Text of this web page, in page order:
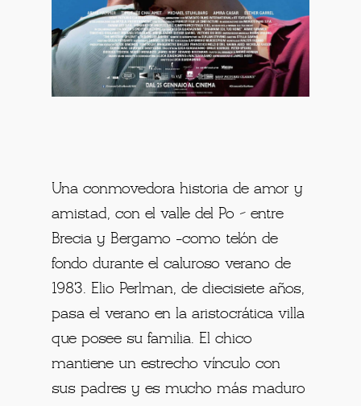
Una conmovedora historia de amor y
amistad, con el valle del Po – entre
Brecia y Bergamo -como telón de
fondo durante el caluroso verano de
1983. Elio Perlman, de diecisiete años,
pasa el verano en la aristocrática villa
que posee su familia. El chico
mantiene un estrecho vínculo con
sus padres y es mucho más maduro